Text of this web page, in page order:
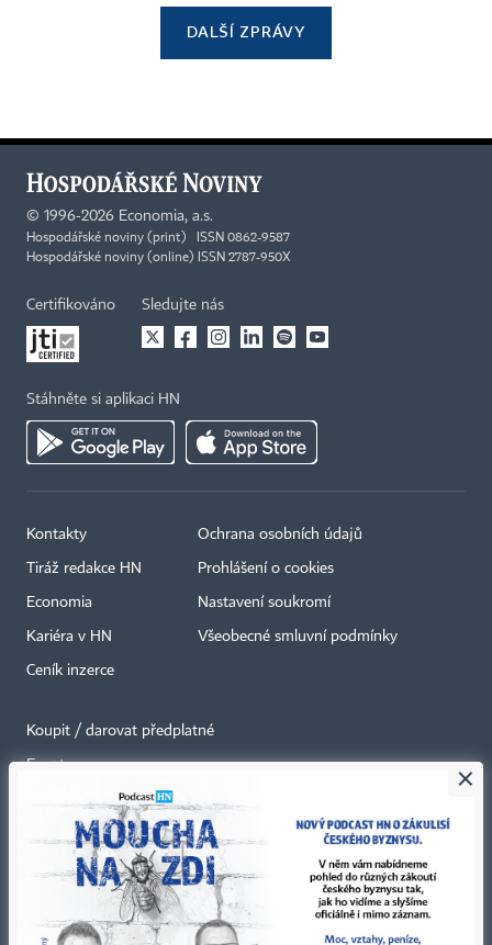
DALŠÍ ZPRÁVY
© 1996-2026 Economia, a.s.
Hospodářské noviny (print) ISSN 0862-9587
Hospodářské noviny (online) ISSN 2787-950X
Certifikováno Sledujte nás
Stáhněte si aplikaci HN
Kontakty
Tiráž redakce HN
Economia
Kariéra v HN
Ceník inzerce
Ochrana osobních údajů
Prohlášení o cookies
Nastavení soukromí
Všeobecné smluvní podmínky
Koupit / darovat předplatné
Eventy
RSS kanály
Autorská práva vykonává vydavatel. Bez písemného svolení vydavatele je
zakázáno jakékoli užití částí nebo celku díla, zejména rozmnožování a šíření
×